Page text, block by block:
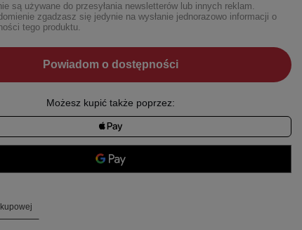
są używane do przesyłania newsletterów lub innych reklam.
zgadzasz się jedynie na wysłanie jednorazowo informacji o
tego produktu.
Powiadom o dostępności
Możesz kupić także poprzez: